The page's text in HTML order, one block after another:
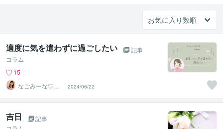
適度に気を遣わずに過ごしたい
記事
コラム
15
なごみーな♡癒
し系心のサポー
ター
2024/06/22
吉日
記事